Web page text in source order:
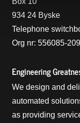
934 24 Byske
Telephone
Org nr: 556085-
Engineering
We design and
automated
as providing